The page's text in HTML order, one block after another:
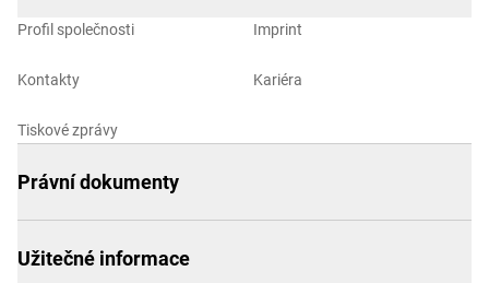
Profil společnosti
Kontakty
Tiskové zprávy
Imprint
Kariéra
Právní dokumenty
Užitečné informace